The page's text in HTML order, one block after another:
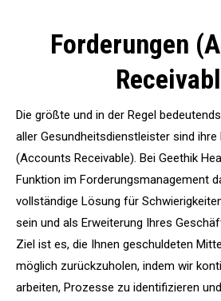
Forderungen
Die größte und in der Regel
aller Gesundheitsdienstleister sind ihre
(Accounts Receivable). Bei Geethik
Funktion im Forderungsmanagement
vollständige Lösung für
sein und als Erweiterung Ihres
Ziel ist es, die Ihnen geschuldeten
möglich zurückzuholen, indem wir
arbeiten, Prozesse zu identifizieren